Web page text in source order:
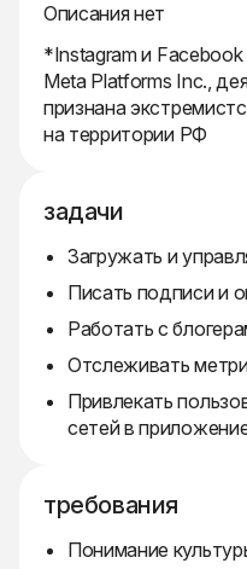
Описания нет
*Instagram и
Meta Platforms Inc.,
признана
на территории РФ
задачи
Загружать и
Писать подписи и
Работать с
Отслеживать
Привлекать
сетей в
требования
Понимание